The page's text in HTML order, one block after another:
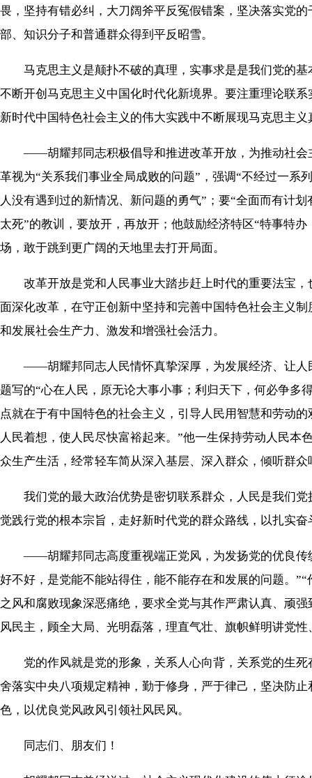
畏，坚持有错必纠，大刀阔斧平反冤假错案，坚决落实党
部、知识分子和普通群众得到平反昭雪。
马克思主义是颠扑不破的真理，实事求是是我们党的基
不断开创马克思主义中国化时代化新境界。要注重理论联
新时代中国特色社会主义的伟大实践中不断展现马克思主义
——胡耀邦同志积极倡导和推进改革开放，为推动社会主
革视为“关系我们事业全局成败的问题”，强调“不经过一系
人没有遇到过的新情况、新问题的勇气”；要“全面而有计
太死”的教训，要放开，再放开；他鼓励经济特区“特事特
场，敢于跳到更广阔的天地里去打开局面。
改革开放是党和人民事业大踏步赶上时代的重要法宝，
面深化改革，在守正创新中坚持和完善中国特色社会主义
和发展社会生产力、激发和增强社会活力。
——胡耀邦同志人民情怀真挚深厚，为发展经济、让人民
题写的“心在人民，原无论大事小事；利归天下，何必争多
点就在于有中国特色的社会主义，引导人民用智慧和劳动
人民着想，使人民尽快富裕起来。”他一生保持劳动人民
众生产生活，经常轻车简从深入基层、深入群众，倾听群
我们党的最大政治优势是密切联系群众，人民是我们党
觉践行党的根本宗旨，走好新时代党的群众路线，以扎实
——胡耀邦同志高度重视端正党风，为发扬党的优良传统
好不好，是党能不能站得住，能不能存在和发展的问题。
之风和腐败现象深恶痛绝，要求全党与其作严肃认真、顽
风民主，顾全大局、光明磊落，理直气壮、旗帜鲜明讲党
党的作风就是党的形象，关系人心向背，关系党的生死
舍落实中央八项规定精神，勤于修身，严于律己，坚决防
色，以优良党风政风引领社风民风。
同志们、朋友们！